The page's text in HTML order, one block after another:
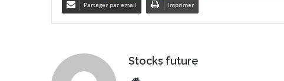
Partager par email Imprimer
Stocks future